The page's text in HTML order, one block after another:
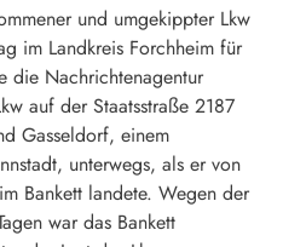
und umgekippter Lkw
im Landkreis Forchheim für
die Nachrichtenagentur
auf der Staatsstraße 2187
Gasseldorf, einem
unterwegs, als er von
Bankett landete. Wegen der
war das Bankett